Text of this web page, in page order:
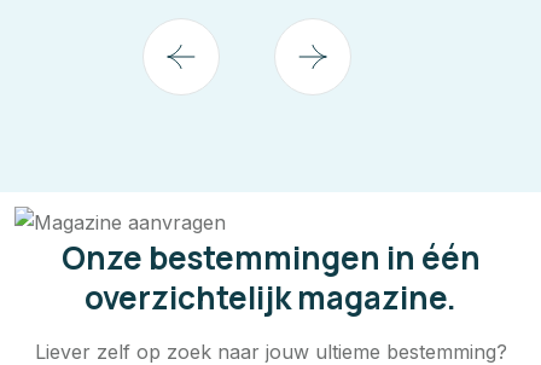
Onze bestemmingen in één
overzichtelijk magazine.
Liever zelf op zoek naar jouw ultieme bestemming?